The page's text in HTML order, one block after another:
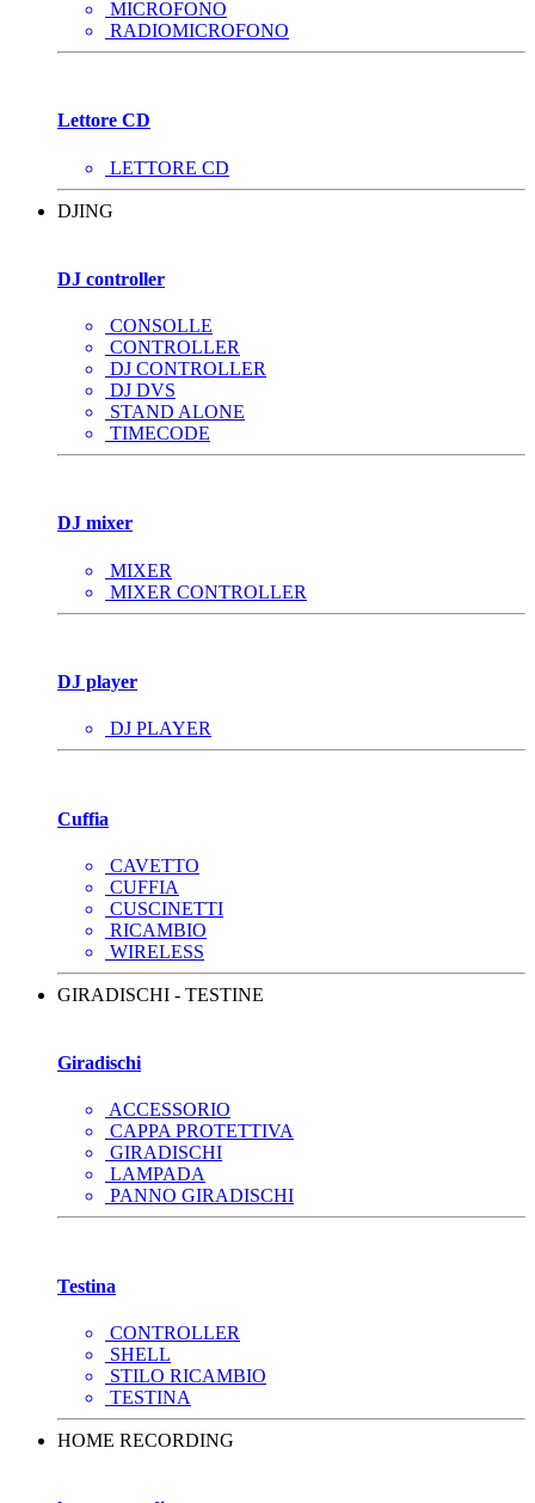
MICROFONO
RADIOMICROFONO
Lettore CD
LETTORE CD
DJING
DJ controller
CONSOLLE
CONTROLLER
DJ CONTROLLER
DJ DVS
STAND ALONE
TIMECODE
DJ mixer
MIXER
MIXER CONTROLLER
DJ player
DJ PLAYER
Cuffia
CAVETTO
CUFFIA
CUSCINETTI
RICAMBIO
WIRELESS
GIRADISCHI - TESTINE
Giradischi
ACCESSORIO
CAPPA PROTETTIVA
GIRADISCHI
LAMPADA
PANNO GIRADISCHI
Testina
CONTROLLER
SHELL
STILO RICAMBIO
TESTINA
HOME RECORDING